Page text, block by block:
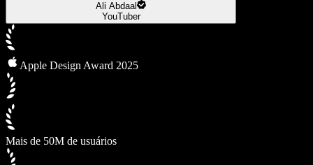
Ali Abdaal
YouTuber
Apple Design Award 2025
Mais de 50M de usuários